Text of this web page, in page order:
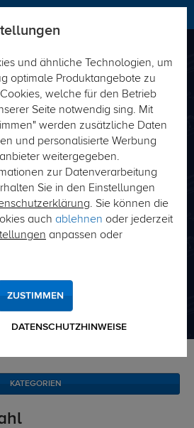
zu Ihrem Fahrzeug-
(HSN/TSN)
SUCHE
KATEGORIEN
und ähnliche Technologien, um
optimale Produktangebote zu
welche für den Betrieb
Seite notwendig sing. Mit
werden zusätzliche Daten
und personalisierte Werbung
weitergegeben.
zur Datenverarbeitung
Sie in den Einstellungen
. Sie können die
auch ablehnen oder jederzeit
anpassen oder
DATENSCHUTZHINWEISE
ZUSTIMMEN